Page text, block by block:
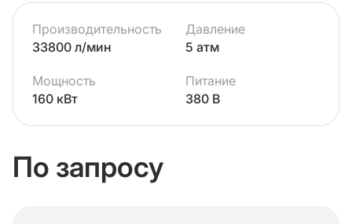
Производительность
33800 л/мин
Давление
5 атм
Мощность
160 кВт
Питание
380 В
По запросу